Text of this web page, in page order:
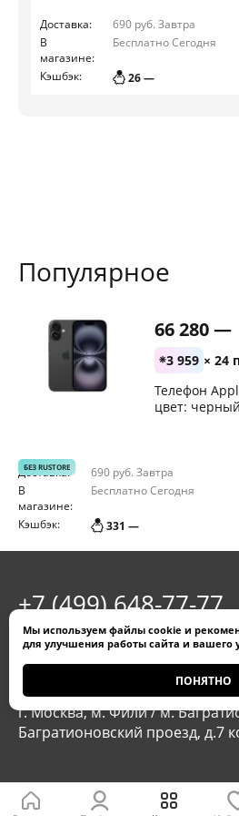
Доставка: 690 руб. Завтра
В
магазине:
БесплатноСегодня
Кэшбэк: 26 —
Популярное
БЕЗ RUSTORE
66 280 —
3 959 × 24
Телефон
цвет:
Доставка: 690 руб. Завтра
В
магазине:
БесплатноСегодня
Кэшбэк: 331 —
+7 (499) 648-77-77
Обратный звонок
г. Москва, м. Молодежная,
г. Москва, м. Фили / м.
Багратионовский проезд, д.7
Мы в соцсетях
Мы используем файлы cookie и
для улучшения работы сайта и вашего
ПОНЯТНО